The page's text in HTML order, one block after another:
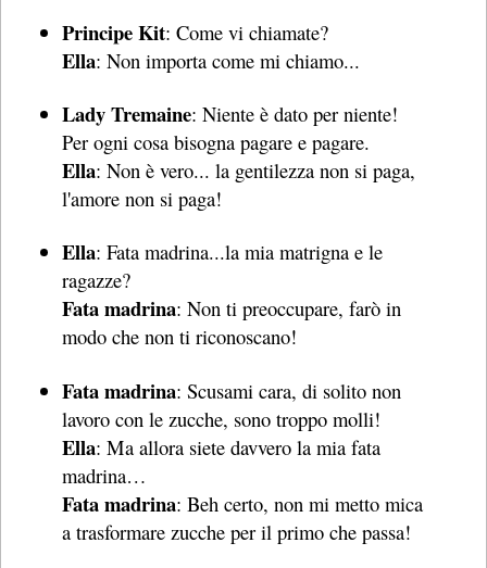
Principe Kit: Come vi chiamate?
Ella: Non importa come mi chiamo...
Lady Tremaine: Niente è dato per niente!
Per ogni cosa bisogna pagare e pagare.
Ella: Non è vero... la gentilezza non si paga,
l'amore non si paga!
Ella: Fata madrina...la mia matrigna e le
ragazze?
Fata madrina: Non ti preoccupare, farò in
modo che non ti riconoscano!
Fata madrina: Scusami cara, di solito non
lavoro con le zucche, sono troppo molli!
Ella: Ma allora siete davvero la mia fata
madrina…
Fata madrina: Beh certo, non mi metto mica
a trasformare zucche per il primo che passa!